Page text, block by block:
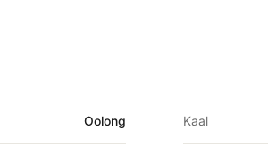
Oolong Kaal